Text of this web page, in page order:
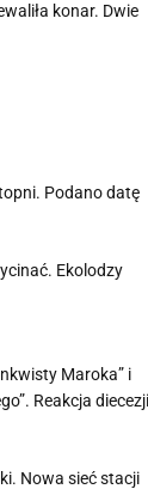
konar. Dwie
Podano datę
Ekolodzy
Maroka” i
Reakcja diecezji
Nowa sieć stacji